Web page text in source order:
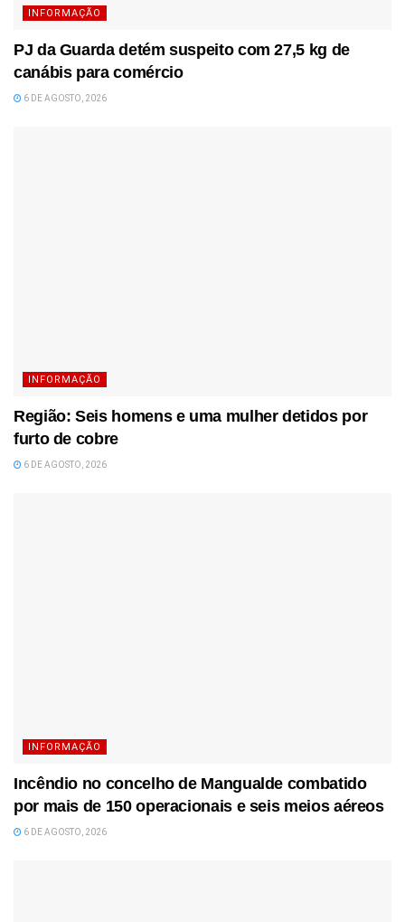
INFORMAÇÃO
PJ da Guarda detém suspeito com 27,5 kg de
canábis para comércio
6 DE AGOSTO, 2026
INFORMAÇÃO
Região: Seis homens e uma mulher detidos por
furto de cobre
6 DE AGOSTO, 2026
INFORMAÇÃO
Incêndio no concelho de Mangualde combatido
por mais de 150 operacionais e seis meios aéreos
6 DE AGOSTO, 2026